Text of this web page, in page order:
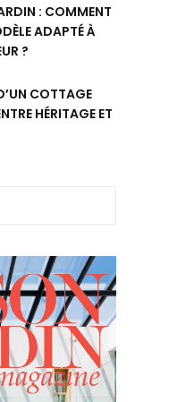
: COMMENT
ADAPTÉ À
?
COTTAGE
HÉRITAGE ET